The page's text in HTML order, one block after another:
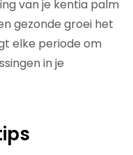
van je kentia palm
gezonde groei het
elke periode om
in je